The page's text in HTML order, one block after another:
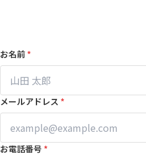
お名前 *
メールアドレス *
お電話番号 *